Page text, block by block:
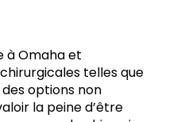
à Omaha et
telles que
des options non
la peine d’être